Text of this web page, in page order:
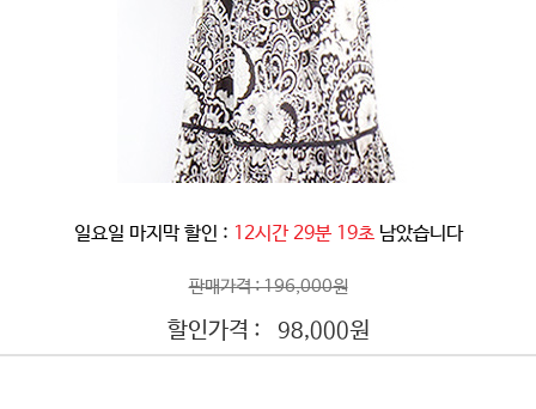
일요일 마지막 할인 : 12시간 29분 17초 남았습니다
판매가격 : 196,000원
할인가격 : 98,000원